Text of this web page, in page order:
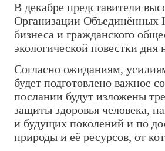
В декабре представители
Организации Объединённых
бизнеса и гражданского
экологической повестки дня
Согласно ожиданиям,
будет подготовлено важное
послании будут изложены
защиты здоровья человека,
и будущих поколений и по
природы и её ресурсов, от